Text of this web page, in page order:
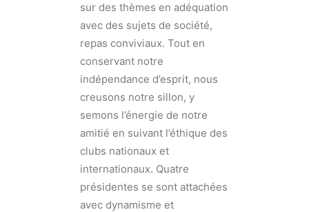
sur des thèmes en adéquation
avec des sujets de société,
repas conviviaux. Tout en
conservant notre
indépendance d’esprit, nous
creusons notre sillon, y
semons l’énergie de notre
amitié en suivant l’éthique des
clubs nationaux et
internationaux. Quatre
présidentes se sont attachées
avec dynamisme et